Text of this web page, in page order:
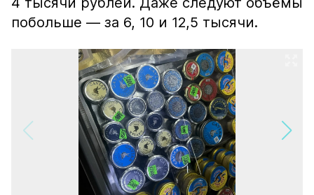
побольше — за 6, 10 и 12,5 тысячи.